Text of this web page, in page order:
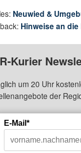
Neuwied &
Hinweise an
Kurier
um 20 Uhr
der
E-Mail*